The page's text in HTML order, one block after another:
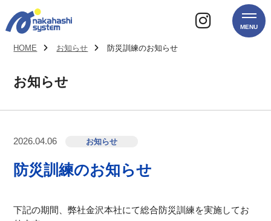
MENU
HOME お知らせ 防災訓練のお知らせ
お知らせ
2026.04.06 お知らせ
防災訓練のお知らせ
下記の期間、弊社金沢本社にて総合防災訓練を実施してお